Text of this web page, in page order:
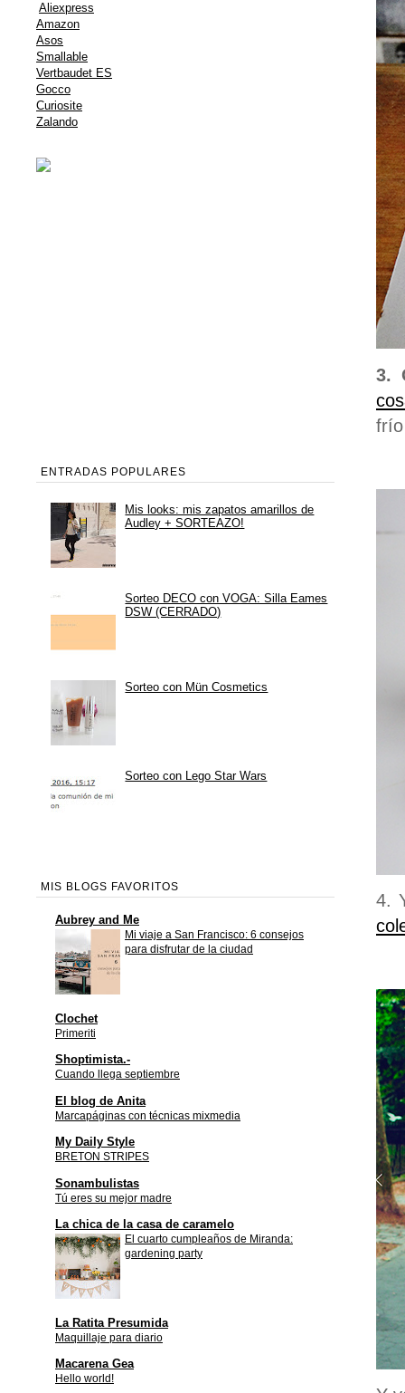
3.
4.
Aliexpress
Amazon
Asos
Smallable
Vertbaudet ES
Gocco
Curiosite
Zalando
ENTRADAS POPULARES
Mis looks: mis zapatos amarillos de
Audley + SORTEAZO!
Sorteo DECO con VOGA: Silla Eames
DSW (CERRADO)
Sorteo con Mün Cosmetics
Sorteo con Lego Star Wars
MIS BLOGS FAVORITOS
Aubrey and Me
Mi viaje a San Francisco: 6 consejos
para disfrutar de la ciudad
Clochet
Primeriti
Shoptimista.-
Cuando llega septiembre
El blog de Anita
Marcapáginas con técnicas mixmedia
My Daily Style
BRETON STRIPES
Sonambulistas
Tú eres su mejor madre
La chica de la casa de caramelo
El cuarto cumpleaños de Miranda:
gardening party
La Ratita Presumida
Maquillaje para diario
Macarena Gea
Hello world!